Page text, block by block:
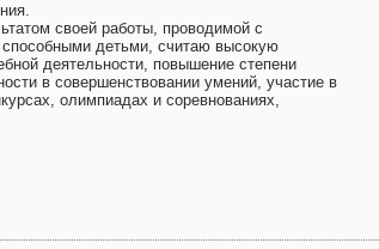
своей работы, проводимой с
детьми, считаю высокую
деятельности, повышение степени
в совершенствовании умений, участие в
олимпиадах и соревнованиях,